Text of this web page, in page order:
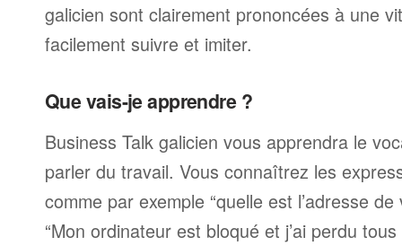
galicien sont clairement prononcées à une
facilement suivre et imiter.
Que vais-je apprendre ?
Business Talk galicien vous apprendra le
parler du travail. Vous connaîtrez les
comme par exemple “quelle est l’adresse
“Mon ordinateur est bloqué et j’ai perdu